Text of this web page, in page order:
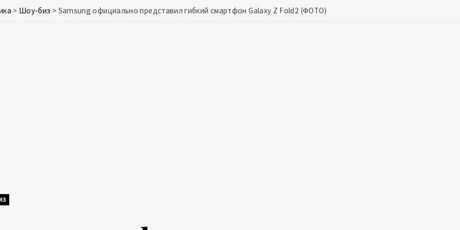
> Шоу-биз > Samsung официально представил гибкий смартфон Galaxy Z Fold2 (ФОТО)